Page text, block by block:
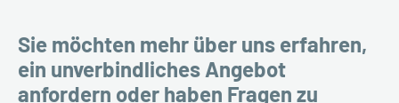
Sie möchten mehr über uns erfahren,
ein unverbindliches Angebot
anfordern oder haben Fragen zu